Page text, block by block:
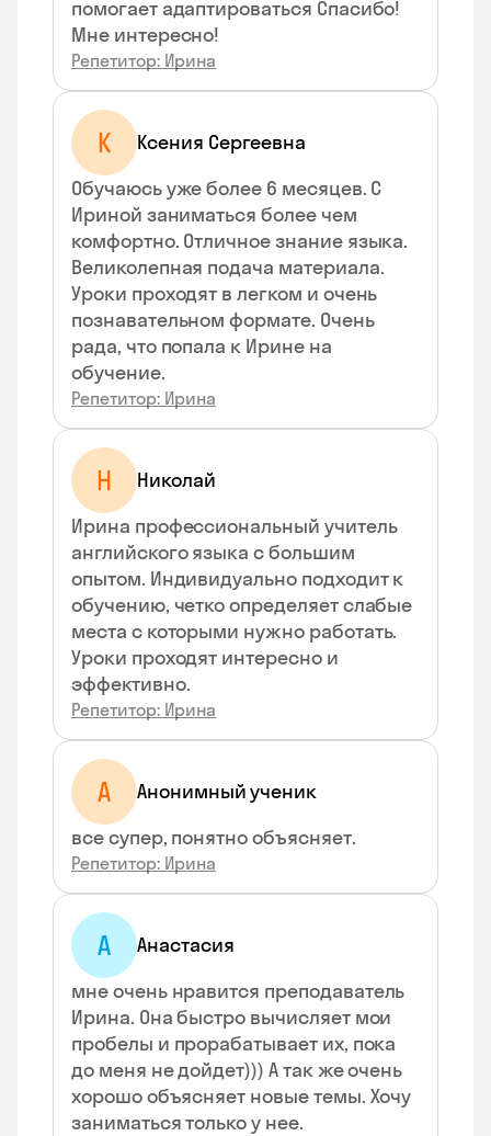
помогает адаптироваться Спасибо!
Мне интересно!
Репетитор: Ирина
К
Ксения Сергеевна
Обучаюсь уже более 6 месяцев. С
Ириной заниматься более чем
комфортно. Отличное знание языка.
Великолепная подача материала.
Уроки проходят в легком и очень
познавательном формате. Очень
рада, что попала к Ирине на
обучение.
Репетитор: Ирина
Н
Николай
Ирина профессиональный учитель
английского языка с большим
опытом. Индивидуально подходит к
обучению, четко определяет слабые
места с которыми нужно работать.
Уроки проходят интересно и
эффективно.
Репетитор: Ирина
А
Анонимный ученик
все супер, понятно объясняет.
Репетитор: Ирина
А
Анастасия
мне очень нравится преподаватель
Ирина. Она быстро вычисляет мои
пробелы и прорабатывает их, пока
до меня не дойдет))) А так же очень
хорошо объясняет новые темы. Хочу
заниматься только у нее.